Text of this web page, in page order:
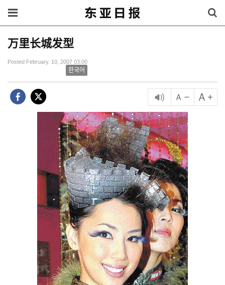
万里长城发型
Posted February. 10, 2007 03:00
한국어